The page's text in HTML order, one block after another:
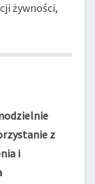
żywności,
z
i